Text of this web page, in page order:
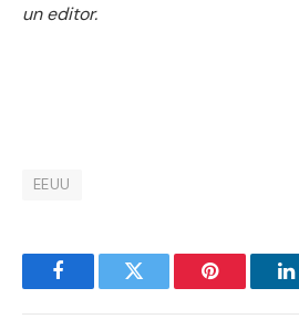
un editor.
EEUU
FacebookTwitter Pinterest